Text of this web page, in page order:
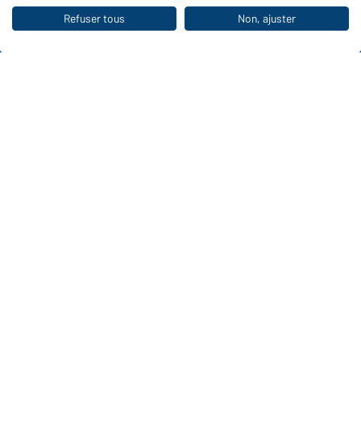
WORKWEAR COLLECTION
Le choix idéal pour les professionnels :
Refuser tous Non, ajuster